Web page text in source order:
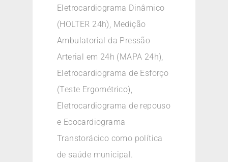
Eletrocardiograma Dinâmico
(HOLTER 24h), Medição
Ambulatorial da Pressão
Arterial em 24h (MAPA 24h),
Eletrocardiograma de Esforço
(Teste Ergométrico),
Eletrocardiograma de repouso
e Ecocardiograma
Transtorácico como política
de saúde municipal.